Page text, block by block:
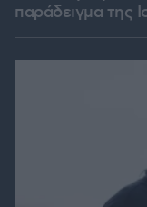
παράδειγμα της